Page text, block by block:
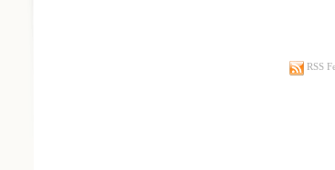
RSS